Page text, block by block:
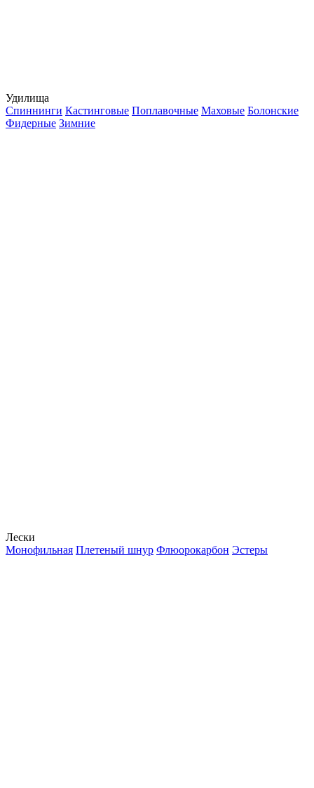
Удилища
Спиннинги Кастинговые Поплавочные Маховые Болонские
Фидерные Зимние
Лески
Монофильная Плетеный шнур Флюорокарбон Эстеры